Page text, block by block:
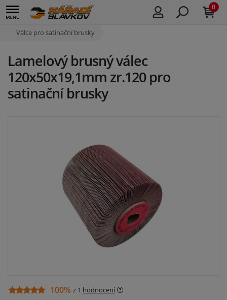
0
Válce pro satinační brusky
Lamelový brusný válec
120x50x19,1mm zr.120 pro
satinační brusky
100% z 1 hodnocení